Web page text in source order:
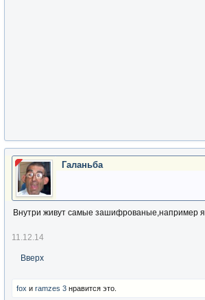
Галаньба
Внутри живут самые зашифрованые,например я
11.12.14
Вверх
fox и ramzes 3 нравится это.